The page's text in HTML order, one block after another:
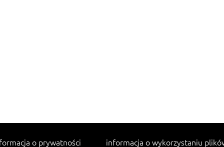
o prywatności informacja o wykorzystaniu